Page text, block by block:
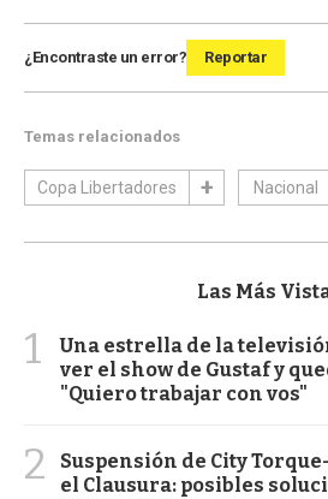
¿Encontraste un error? Reportar
Temas relacionados
Copa Libertadores Nacional
Las Más
1
Una estrella de la
ver el show de Gustaf y
"Quiero trabajar con vos"
2
Suspensión de City
el Clausura: posibles